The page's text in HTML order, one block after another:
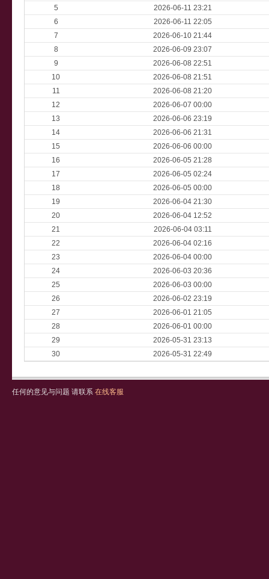
5
2026-06-11 23:21
6
2026-06-11 22:05
7
2026-06-10 21:44
8
2026-06-09 23:07
9
2026-06-08 22:51
10
2026-06-08 21:51
11
2026-06-08 21:20
12
2026-06-07 00:00
13
2026-06-06 23:19
14
2026-06-06 21:31
15
2026-06-06 00:00
16
2026-06-05 21:28
17
2026-06-05 02:24
18
2026-06-05 00:00
19
2026-06-04 21:30
20
2026-06-04 12:52
21
2026-06-04 03:11
22
2026-06-04 02:16
23
2026-06-04 00:00
24
2026-06-03 20:36
25
2026-06-03 00:00
26
2026-06-02 23:19
27
2026-06-01 21:05
28
2026-06-01 00:00
29
2026-05-31 23:13
30
2026-05-31 22:49
任何的意见与问题 请联系 在线客服